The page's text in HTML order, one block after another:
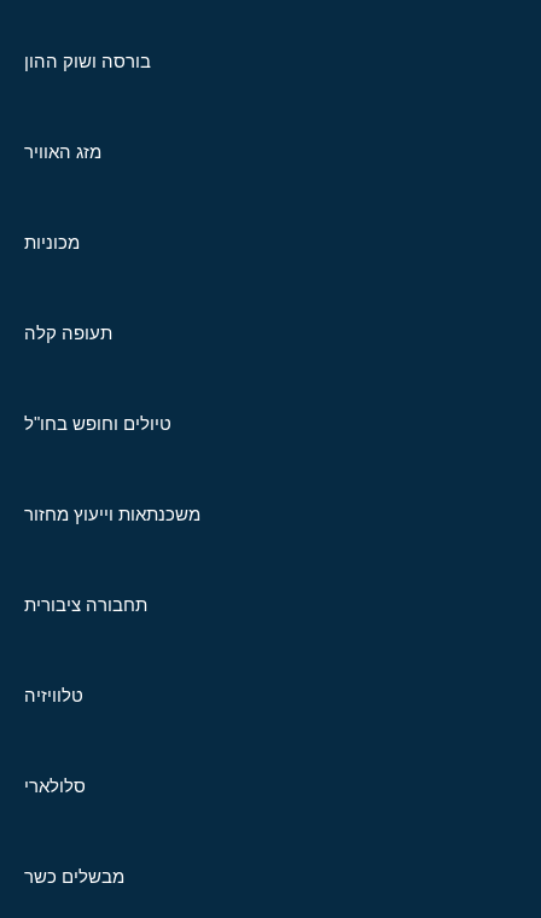
בורסה ושוק ההון
מזג האוויר
מכוניות
תעופה קלה
טיולים וחופש בחו"ל
משכנתאות וייעוץ מחזור
תחבורה ציבורית
טלוויזיה
סלולארי
מבשלים כשר